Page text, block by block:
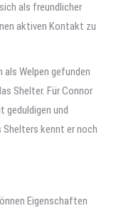
als freundlicher
aktiven Kontakt zu
Welpen gefunden
Shelter. Für Connor
geduldigen und
Shelters kennt er noch
Eigenschaften